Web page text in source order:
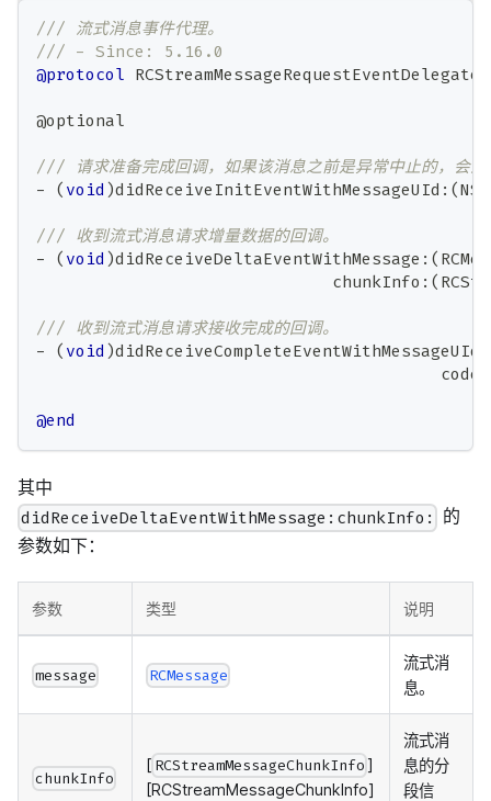
/// 流式消息事件代理。
/// - Since: 5.16.0
@protocol RCStreamMessageRequestEventDelegate
@optional
/// 请求准备完成回调，如果该消息之前是异常中止的，会清
- ( void )didReceiveInitEventWithMessageUId : (
/// 收到流式消息请求增量数据的回调。
- ( void )didReceiveDeltaEventWithMessage : (
                              chunkInfo
: (
/// 收到流式消息请求接收完成的回调。
- ( void )didReceiveCompleteEventWithMessageUId
                                         code
@end
其中
didReceiveDeltaEventWithMessage:chunkInfo: 的
参数如下：
参数 类型 说明
message RCMessage
流式消
息。
chunkInfo
[ RCStreamMessageChunkInfo ]
[RCStreamMessageChunkInfo]
流式消
息的分
段信